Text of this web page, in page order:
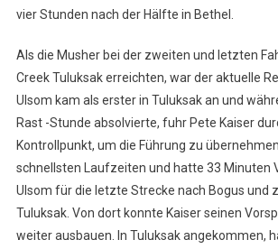
vier Stunden nach der Hälfte in Bethel.
Als die Musher bei der zweiten und letzten
Creek Tuluksak erreichten, war der aktuelle
Ulsom kam als erster in Tuluksak an und
Rast -Stunde absolvierte, fuhr Pete Kaiser
Kontrollpunkt, um die Führung zu
schnellsten Laufzeiten und hatte 33 Minuten
Ulsom für die letzte Strecke nach Bogus und
Tuluksak. Von dort konnte Kaiser seinen
weiter ausbauen. In Tuluksak angekommen,